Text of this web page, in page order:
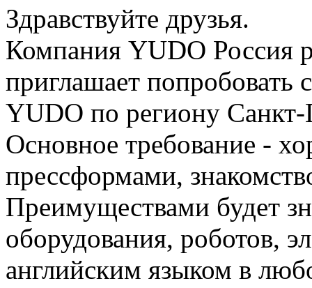
Здравствуйте друзья.
Компания YUDO Россия
приглашает попробовать
YUDO по региону Санкт-
Основное требование -
прессформами,
Преимуществами будет
оборудования, роботов,
английским языком в